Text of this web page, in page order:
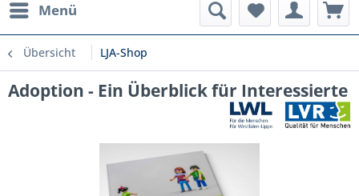
Menü
Übersicht LJA-Shop
Adoption - Ein Überblick für Interessierte